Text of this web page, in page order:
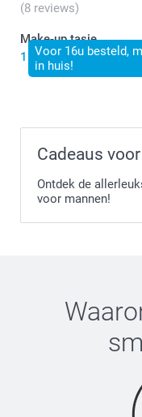
(8 reviews)
Voor 16u besteld,
in huis!
Make-up tasje
15,99
Cadeaus
Ontdek de
voor mannen!